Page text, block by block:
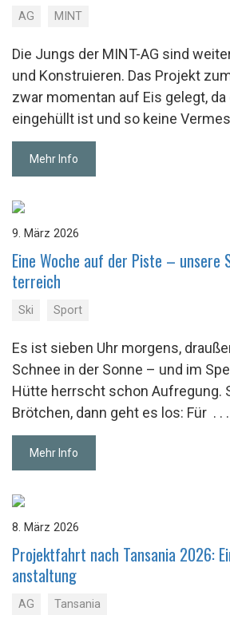
AG MINT
Die Jungs der MINT-AG sind
und Konstruieren. Das Projekt
zwar momentan auf Eis gelegt, da
eingehüllt ist und so keine
Mehr Info
9. März 2026
Eine Woche auf der Piste –
ter­reich
Ski Sport
Es ist sieben Uhr morgens,
Schnee in der Sonne – und im
Hütte herrscht schon Aufregung.
Brötchen, dann geht es los: Für . . .
Mehr Info
8. März 2026
Pro­jekt­fahrt nach Tan­sa­nia 2026:
an­stal­tung
AG Tansania